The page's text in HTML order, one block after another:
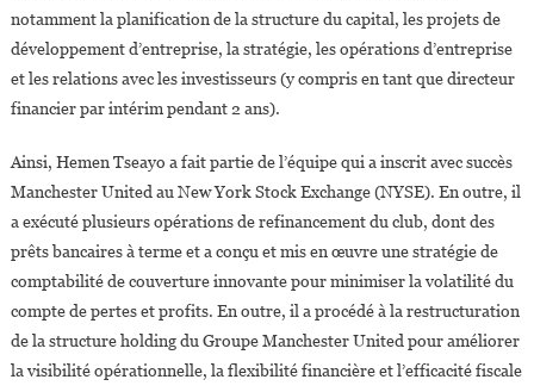
notamment la planification de la structure du capital, les projets de
développement d’entreprise, la stratégie, les opérations d’entreprise
et les relations avec les investisseurs (y compris en tant que directeur
financier par intérim pendant 2 ans).
Ainsi, Hemen Tseayo a fait partie de l’équipe qui a inscrit avec succès
Manchester United au New York Stock Exchange (NYSE). En outre, il
a exécuté plusieurs opérations de refinancement du club, dont des
prêts bancaires à terme et a conçu et mis en œuvre une stratégie de
comptabilité de couverture innovante pour minimiser la volatilité du
compte de pertes et profits. En outre, il a procédé à la restructuration
de la structure holding du Groupe Manchester United pour améliorer
la visibilité opérationnelle, la flexibilité financière et l’efficacité fiscale